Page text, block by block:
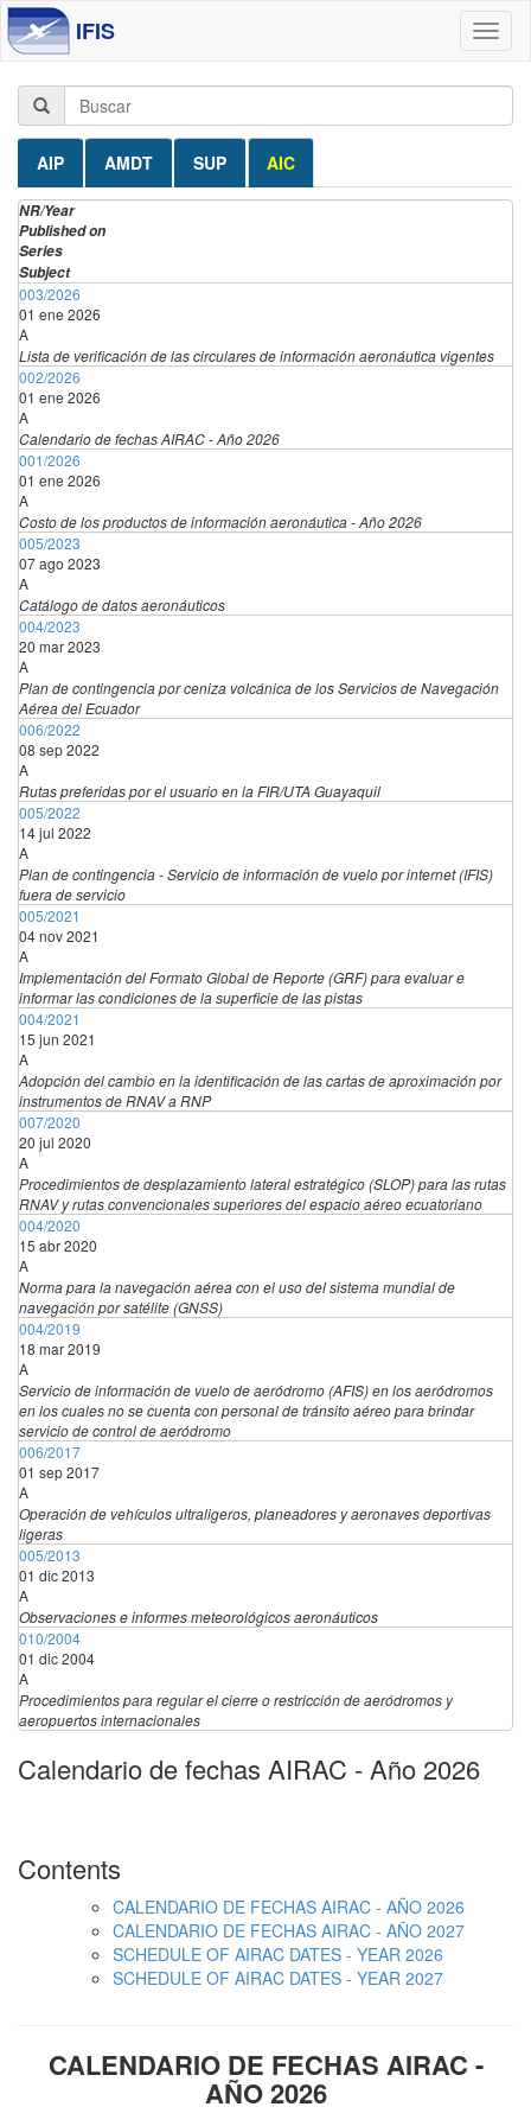
IFIS
AIP AMDT SUP AIC
NR/Year
Published on
Series
Subject
003/2026
01 ene 2026
A
Lista de verificación de las circulares de información aeronáutica vigentes
002/2026
01 ene 2026
A
Calendario de fechas AIRAC - Año 2026
001/2026
01 ene 2026
A
Costo de los productos de información aeronáutica - Año 2026
005/2023
07 ago 2023
A
Catálogo de datos aeronáuticos
004/2023
20 mar 2023
A
Plan de contingencia por ceniza volcánica de los Servicios de Navegación
Aérea del Ecuador
006/2022
08 sep 2022
A
Rutas preferidas por el usuario en la FIR/UTA Guayaquil
005/2022
14 jul 2022
A
Plan de contingencia - Servicio de información de vuelo por internet (IFIS)
fuera de servicio
005/2021
04 nov 2021
A
Implementación del Formato Global de Reporte (GRF) para evaluar e
informar las condiciones de la superficie de las pistas
004/2021
15 jun 2021
A
Adopción del cambio en la identificación de las cartas de aproximación por
instrumentos de RNAV a RNP
007/2020
20 jul 2020
A
Procedimientos de desplazamiento lateral estratégico (SLOP) para las rutas
RNAV y rutas convencionales superiores del espacio aéreo ecuatoriano
004/2020
15 abr 2020
A
Norma para la navegación aérea con el uso del sistema mundial de
navegación por satélite (GNSS)
004/2019
18 mar 2019
A
Servicio de información de vuelo de aeródromo (AFIS) en los aeródromos
en los cuales no se cuenta con personal de tránsito aéreo para brindar
servicio de control de aeródromo
006/2017
01 sep 2017
A
Operación de vehículos ultraligeros, planeadores y aeronaves deportivas
ligeras
005/2013
01 dic 2013
A
Observaciones e informes meteorológicos aeronáuticos
010/2004
01 dic 2004
A
Procedimientos para regular el cierre o restricción de aeródromos y
aeropuertos internacionales
Calendario de fechas AIRAC - Año 2026
Contents
CALENDARIO DE FECHAS AIRAC - AÑO 2026
CALENDARIO DE FECHAS AIRAC - AÑO 2027
SCHEDULE OF AIRAC DATES - YEAR 2026
SCHEDULE OF AIRAC DATES - YEAR 2027
CALENDARIO DE FECHAS AIRAC -
AÑO 2026